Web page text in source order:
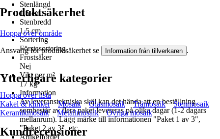
Stenlängd
1,5 cm
Stenbredd
1,5 cm
Sortering
Förstasortering
Frostsäker
Nej
Vikt per m²
17 kg
Information
Av leveranstekniska skäl kan det hända att en beställning
sombestår av flera paket levereras på olika dagar (1-2 dagars
mellanrum). Lägg märke till informationen "Paket 1 av 3",
"Paket 2 av 3", etc.
Artikelfördel
Produktsäkerhet
Hoppa över område
Ansvarig för produktsäkerhet se Information från tillverkaren .
Ytterligare kategorier
Hoppa över lista
Kakel & klinker
Mosaik Glasmosaik Trämosaik
Stenmosaik
Keramikmosaik
Metallmosaik Övriga mosaik
Kundrecensioner